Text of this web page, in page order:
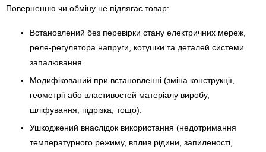
Поверненню чи обміну не підлягає товар:
Встановлений без перевірки стану електричних мереж,
реле-регулято­ра напруги, котушки та деталей системи
запалювання.
Модифікований при встановленні (зміна конструкції,
геометрії або властивостей матеріалу виробу,
шліфування, підрізка, тощо).
Ушкоджений внаслідок використання (недотримання
температурного режиму, вплив рідини, запиленості,